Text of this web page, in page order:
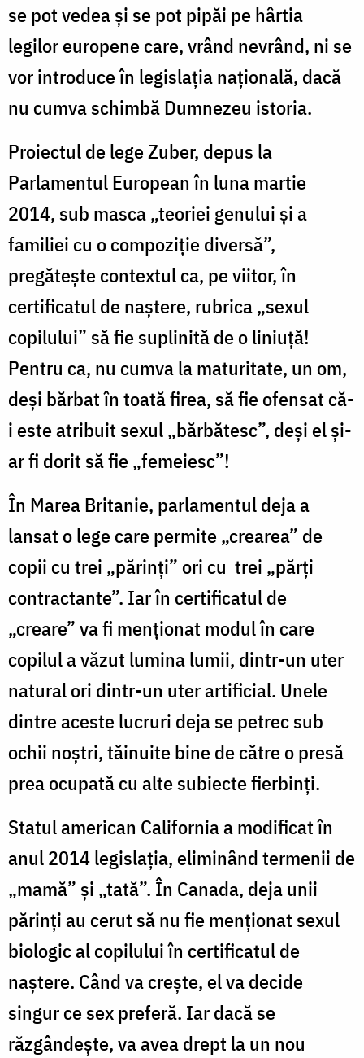
se pot vedea și se pot pipăi pe hârtia
legilor europene care, vrând nevrând, ni se
vor introduce în legislația națională, dacă
nu cumva schimbă Dumnezeu istoria.
Proiectul de lege Zuber, depus la
Parlamentul European în luna martie
2014, sub masca „teoriei genului și a
familiei cu o compoziție diversă”,
pregătește contextul ca, pe viitor, în
certificatul de naștere, rubrica „sexul
copilului” să fie suplinită de o liniuță!
Pentru ca, nu cumva la maturitate, un om,
deși bărbat în toată firea, să fie ofensat că-
i este atribuit sexul „bărbătesc”, deși el și-
ar fi dorit să fie „femeiesc”!
În Marea Britanie, parlamentul deja a
lansat o lege care permite „crearea” de
copii cu trei „părinți” ori cu trei „părți
contractante”. Iar în certificatul de
„creare” va fi menționat modul în care
copilul a văzut lumina lumii, dintr-un uter
natural ori dintr-un uter artificial. Unele
dintre aceste lucruri deja se petrec sub
ochii noștri, tăinuite bine de către o presă
prea ocupată cu alte subiecte fierbinți.
Statul american California a modificat în
anul 2014 legislația, eliminând termenii de
„mamă” și „tată”. În Canada, deja unii
părinți au cerut să nu fie menționat sexul
biologic al copilului în certificatul de
naștere. Când va crește, el va decide
singur ce sex preferă. Iar dacă se
răzgândește, va avea drept la un nou